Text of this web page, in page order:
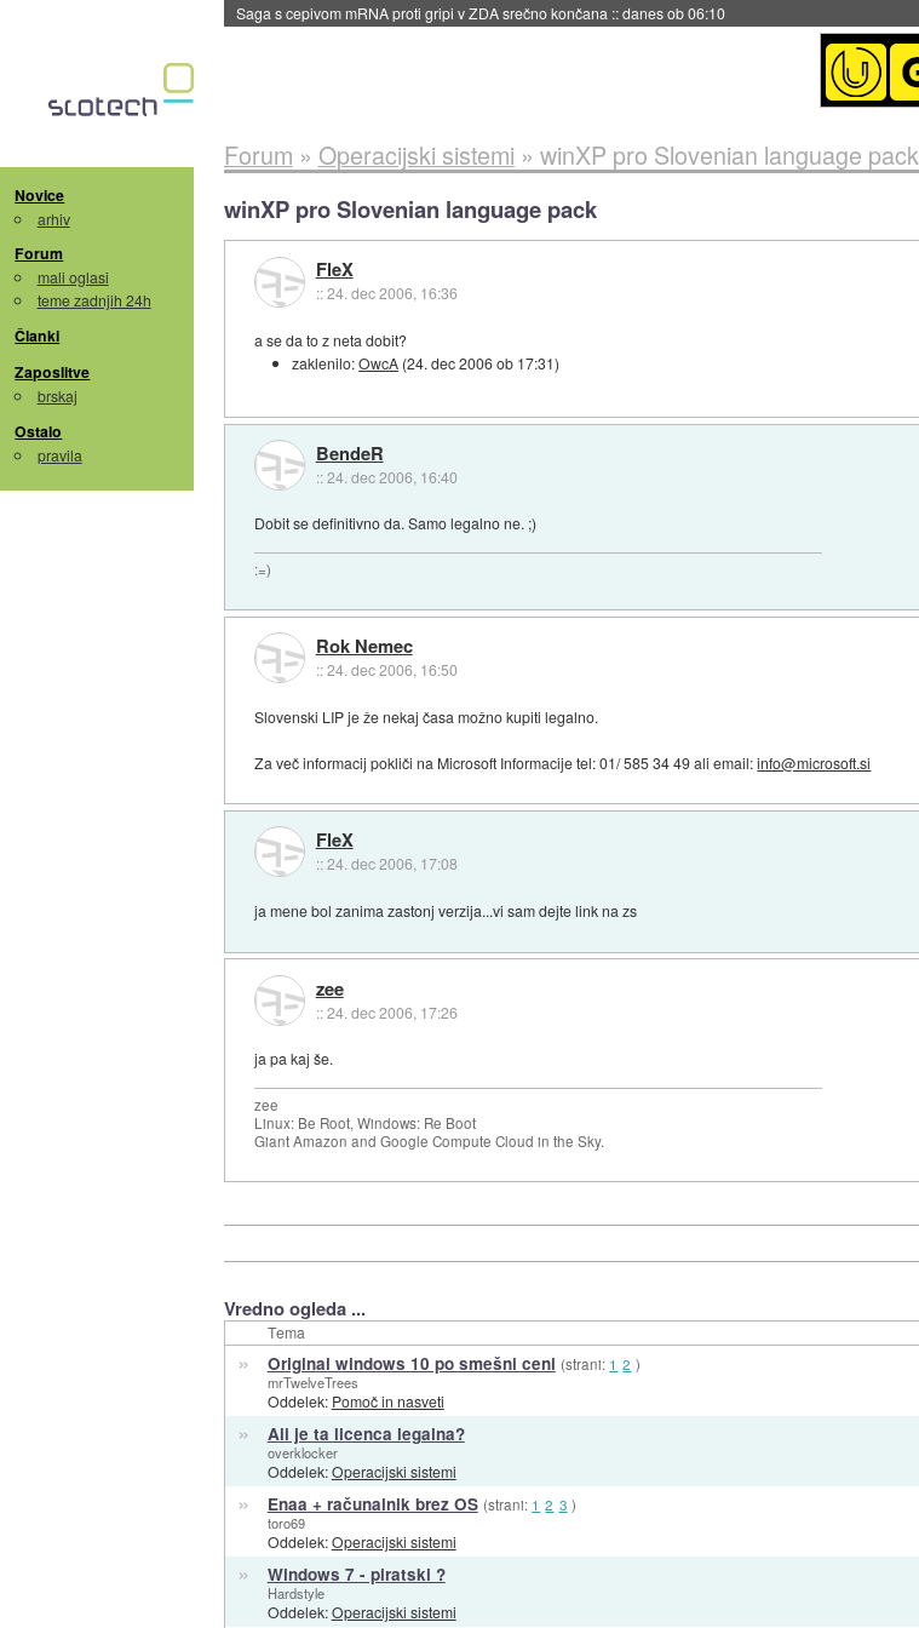
Saga s cepivom mRNA proti gripi v ZDA srečno končana ::danes ob 06:10
Novice
arhiv
Forum
mali oglasi
teme zadnjih 24h
Članki
Zaposlitve
brskaj
Ostalo
pravila
Forum » Operacijski sistemi » winXP pro Slovenian language pack
winXP pro Slovenian language pack
FleX
::24. dec 2006, 16:36
a se da to z neta dobit?
zaklenilo:OwcA (24. dec 2006 ob 17:31)
BendeR
::24. dec 2006, 16:40
Dobit se definitivno da. Samo legalno ne. ;)
:=)
Rok Nemec
::24. dec 2006, 16:50
Slovenski LIP je že nekaj časa možno kupiti legalno.
Za več informacij pokliči na Microsoft Informacije tel: 01/ 585 34 49 ali email:info@microsoft.si
FleX
::24. dec 2006, 17:08
ja mene bol zanima zastonj verzija...vi sam dejte link na zs
zee
::24. dec 2006, 17:26
ja pa kaj še.
zee
Linux: Be Root, Windows: Re Boot
Giant Amazon and Google Compute Cloud in the Sky.
Vredno ogleda ...
Tema
» Original windows 10 po smešni ceni (strani: 1 2 )
mrTwelveTrees
Oddelek: Pomoč in nasveti
» Ali je ta licenca legalna?
overklocker
Oddelek:Operacijski sistemi
» Enaa + računalnik brez OS (strani: 1 2 3 )
toro69
Oddelek:Operacijski sistemi
» Windows 7 - piratski ?
Hardstyle
Oddelek:Operacijski sistemi